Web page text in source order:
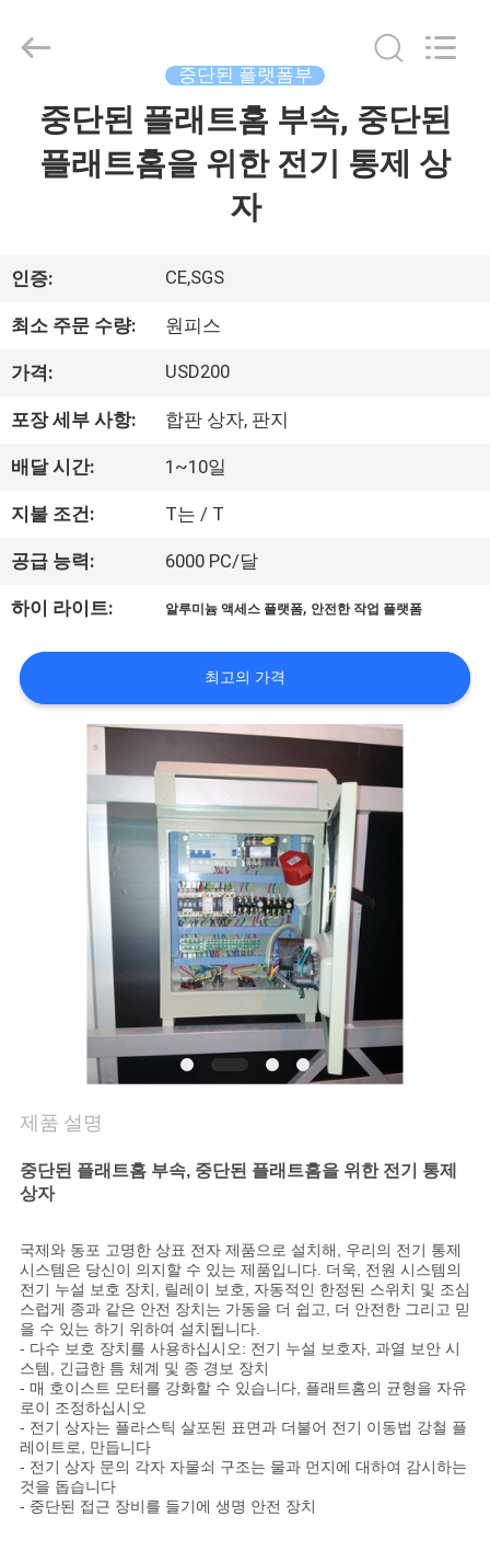
우
리
에
여
공
장
여
주
세
요
인
용
문
을
요
구
Jiangsu
Reserved.
중단된 플랫폼부
중단된 플래트홈 부속, 중단된
플래트홈을 위한 전기 통제 상
자
인증: CE,SGS
최소 주문 수량: 원피스
가격: USD200
포장 세부 사항: 합판 상자, 판지
배달 시간: 1~10일
지불 조건: T는 / T
공급 능력: 6000 PC/달
하이 라이트: 알루미늄 액세스 플랫폼, 안전한 작업 플랫폼
최고의 가격
제품 설명
중단된 플래트홈 부속, 중단된 플래트홈을 위한 전기 통제
상자
국제와 동포 고명한 상표 전자 제품으로 설치해, 우리의 전기 통제
시스템은 당신이 의지할 수 있는 제품입니다. 더욱, 전원 시스템의
전기 누설 보호 장치, 릴레이 보호, 자동적인 한정된 스위치 및 조심
스럽게 종과 같은 안전 장치는 가동을 더 쉽고, 더 안전한 그리고 믿
을 수 있는 하기 위하여 설치됩니다.
- 다수 보호 장치를 사용하십시오: 전기 누설 보호자, 과열 보안 시
스템, 긴급한 틈 체계 및 종 경보 장치
- 매 호이스트 모터를 강화할 수 있습니다, 플래트홈의 균형을 자유
로이 조정하십시오
- 전기 상자는 플라스틱 살포된 표면과 더불어 전기 이동법 강철 플
레이트로, 만듭니다
- 전기 상자 문의 각자 자물쇠 구조는 물과 먼지에 대하여 감시하는
것을 돕습니다
- 중단된 접근 장비를 들기에 생명 안전 장치